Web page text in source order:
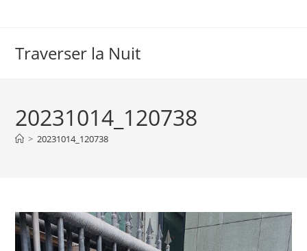
Traverser la Nuit
20231014_120738
> 20231014_120738